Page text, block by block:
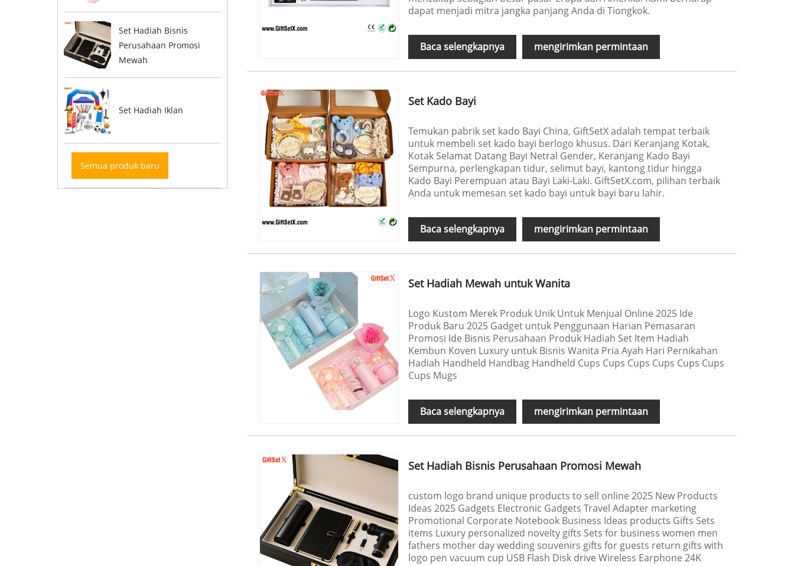
Set Hadiah Bisnis
Perusahaan Promosi
Mewah
Set Hadiah Iklan
Semua produk baru
dapat menjadi mitra jangka panjang Anda di Tiongkok.
Baca selengkapnya mengirimkan permintaan
Set Kado Bayi
Temukan pabrik set kado Bayi China, GiftSetX adalah tempat terbaik
untuk membeli set kado bayi berlogo khusus. Dari Keranjang Kotak,
Kotak Selamat Datang Bayi Netral Gender, Keranjang Kado Bayi
Sempurna, perlengkapan tidur, selimut bayi, kantong tidur hingga
Kado Bayi Perempuan atau Bayi Laki-Laki. GiftSetX.com, pilihan terbaik
Anda untuk memesan set kado bayi untuk bayi baru lahir.
Baca selengkapnya mengirimkan permintaan
Set Hadiah Mewah untuk Wanita
Logo Kustom Merek Produk Unik Untuk Menjual Online 2025 Ide
Produk Baru 2025 Gadget untuk Penggunaan Harian Pemasaran
Promosi Ide Bisnis Perusahaan Produk Hadiah Set Item Hadiah
Kembun Koven Luxury untuk Bisnis Wanita Pria Ayah Hari Pernikahan
Hadiah Handheld Handbag Handheld Cups Cups Cups Cups Cups Cups
Cups Mugs
Baca selengkapnya mengirimkan permintaan
Set Hadiah Bisnis Perusahaan Promosi Mewah
custom logo brand unique products to sell online 2025 New Products
Ideas 2025 Gadgets Electronic Gadgets Travel Adapter marketing
Promotional Corporate Notebook Business Ideas products Gifts Sets
items Luxury personalized novelty gifts Sets for business women men
fathers mother day wedding souvenirs gifts for guests return gifts with
logo pen vacuum cup USB Flash Disk drive Wireless Earphone 24K